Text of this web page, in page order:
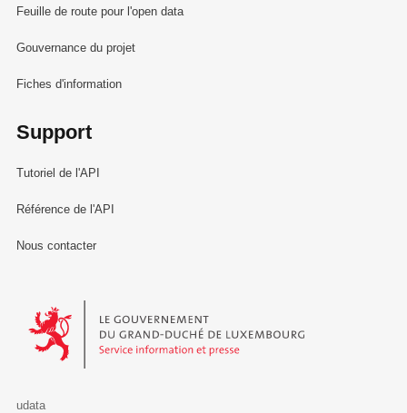
Feuille de route pour l'open data
Gouvernance du projet
Fiches d'information
Support
Tutoriel de l'API
Référence de l'API
Nous contacter
Le Gouvernement du Grand-Duché de Luxembourg - Service
udata